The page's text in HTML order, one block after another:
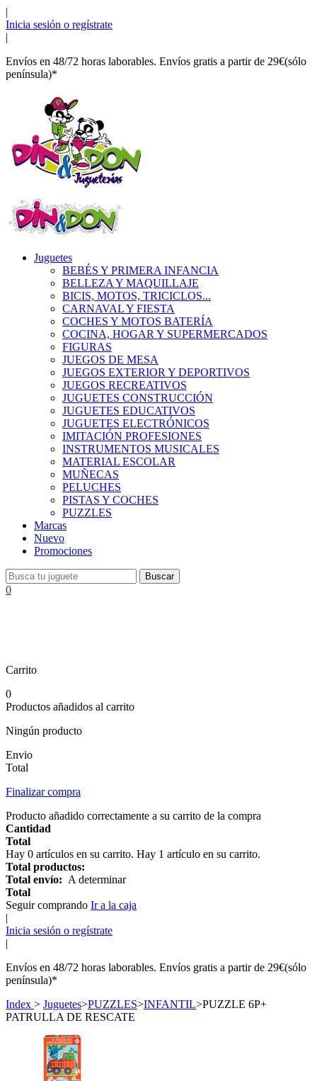
|
Inicia sesión o regístrate
|
Envíos en 48/72 horas laborables. Envíos gratis a partir de 29€(sólo
península)*
Juguetes
BEBÉS Y PRIMERA INFANCIA
BELLEZA Y MAQUILLAJE
BICIS, MOTOS, TRICICLOS...
CARNAVAL Y FIESTA
COCHES Y MOTOS BATERÍA
COCINA, HOGAR Y SUPERMERCADOS
FIGURAS
JUEGOS DE MESA
JUEGOS EXTERIOR Y DEPORTIVOS
JUEGOS RECREATIVOS
JUGUETES CONSTRUCCIÓN
JUGUETES EDUCATIVOS
JUGUETES ELECTRÓNICOS
IMITACIÓN PROFESIONES
INSTRUMENTOS MUSICALES
MATERIAL ESCOLAR
MUÑECAS
PELUCHES
PISTAS Y COCHES
PUZZLES
Marcas
Nuevo
Promociones
Buscar
0
Carrito
0
Productos añadidos al carrito
Ningún producto
Envio
Total
Finalizar compra
Producto añadido correctamente a su carrito de la compra
Cantidad
Total
Hay 0 artículos en su carrito. Hay 1 artículo en su carrito.
Total productos:
Total envío: A determinar
Total
Seguir comprando Ir a la caja
|
Inicia sesión o regístrate
|
Envíos en 48/72 horas laborables. Envíos gratis a partir de 29€(sólo
península)*
Index > Juguetes>PUZZLES>INFANTIL>PUZZLE 6P+
PATRULLA DE RESCATE